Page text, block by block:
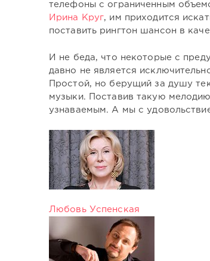
телефоны с ограниченным
Ирина Круг, им приходится
поставить рингтон шансон в
И не беда, что некоторые с
давно не является
Простой, но берущий за душу
музыки. Поставив такую
узнаваемым. А мы с
Любовь Успенская